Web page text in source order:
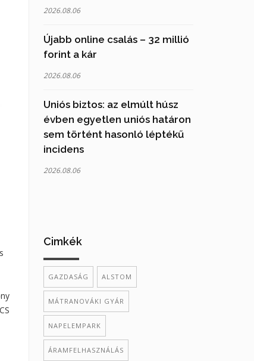
2026.08.06
Újabb online csalás – 32 millió
forint a kár
2026.08.06
Uniós biztos: az elmúlt húsz
évben egyetlen uniós határon
sem történt hasonló léptékű
incidens
2026.08.06
Cimkék
GAZDASÁG ALSTOM
MÁTRANOVÁKI GYÁR
NAPELEMPARK
ÁRAMFELHASZNÁLÁS